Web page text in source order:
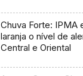
Chuva Forte: IPMA
laranja o nível de
Central e Oriental